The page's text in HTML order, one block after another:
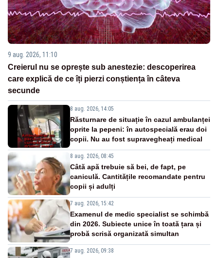
9 aug. 2026, 11:10
Creierul nu se oprește sub anestezie: descoperirea
care explică de ce îți pierzi conștiența în câteva
secunde
8 aug. 2026, 14:05
Răsturnare de situație în cazul ambulanței
oprite la pepeni: în autospecială erau doi
copii. Nu au fost supravegheați medical
8 aug. 2026, 08:45
Câtă apă trebuie să bei, de fapt, pe
caniculă. Cantitățile recomandate pentru
copii și adulți
7 aug. 2026, 15:42
Examenul de medic specialist se schimbă
din 2026. Subiecte unice în toată țara și
probă scrisă organizată simultan
7 aug. 2026, 09:38